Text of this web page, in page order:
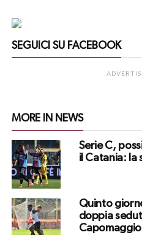
SEGUICI SU FACEBOOK
MORE IN NEWS
Serie C,
il Catania: la
Quinto
doppia